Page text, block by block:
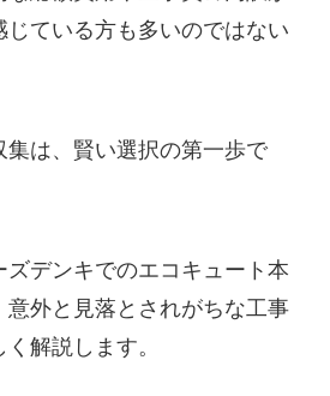
ている方も多いのではない
は、賢い選択の第一歩で
ズデンキでのエコキュート本
外と見落とされがちな工事
解説します。